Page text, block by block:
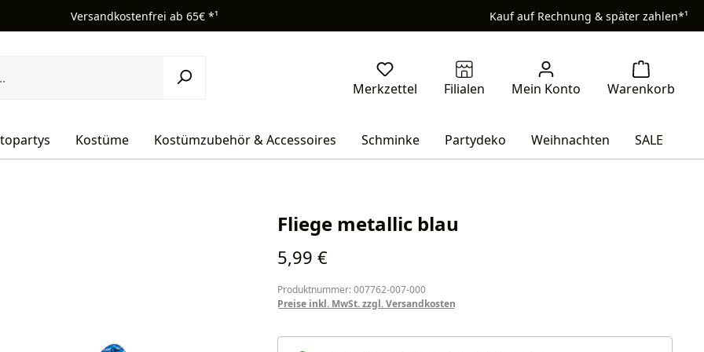
Versandkostenfrei ab 65€ *¹ Kauf auf Rechnung & später zahlen*¹
Kostüme Kostümzubehör & Accessoires Schminke Partydeko Weihnachten SALE
Fliege metallic blau
Regulärer Preis:
5,99 €
Produktnummer: 007762-007-000
Preise inkl. MwSt. zzgl. Versandkosten